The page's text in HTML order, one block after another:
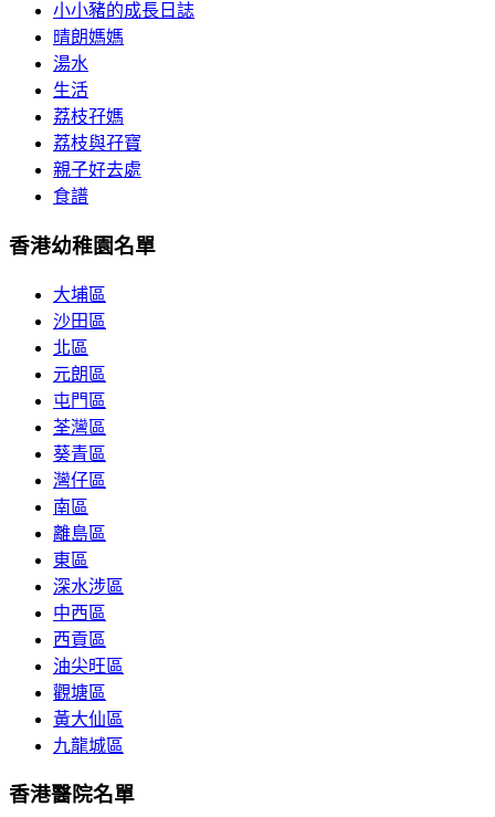
小小豬的成長日誌
晴朗媽媽
湯水
生活
荔枝孖媽
荔枝與孖寶
親子好去處
食譜
香港幼稚園名單
大埔區
沙田區
北區
元朗區
屯門區
荃灣區
葵青區
灣仔區
南區
離島區
東區
深水涉區
中西區
西貢區
油尖旺區
觀塘區
黃大仙區
九龍城區
香港醫院名單